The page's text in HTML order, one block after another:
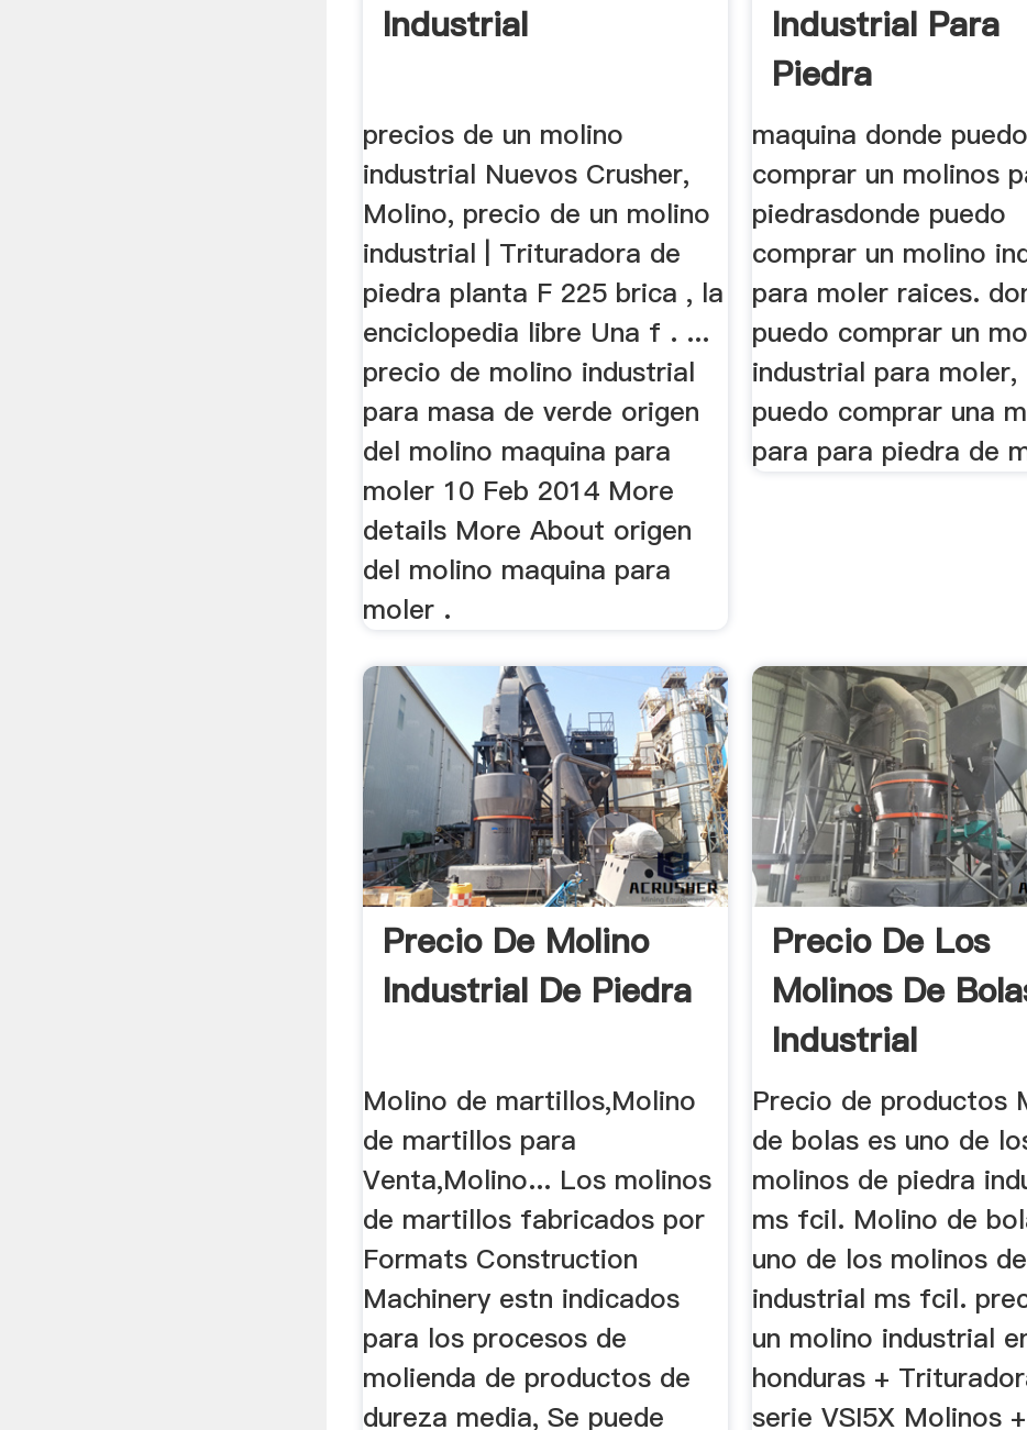
Industrial
precios de un molino
industrial Nuevos Crusher,
Molino, precio de un molino
industrial | Trituradora de
piedra planta F 225 brica , la
enciclopedia libre Una f . ...
precio de molino industrial
para masa de verde origen
del molino maquina para
moler 10 Feb 2014 More
details More About origen
del molino maquina para
moler .
Industrial Para
Piedra
maquina donde puedo
comprar un molinos
piedrasdonde puedo
comprar un molino
para moler raices.
puedo comprar un
industrial para moler,
puedo comprar una
para para piedra de
Precio De Molino
Industrial De Piedra
Molino de martillos,Molino
de martillos para
Venta,Molino... Los molinos
de martillos fabricados por
Formats Construction
Machinery estn indicados
para los procesos de
molienda de productos de
dureza media, Se puede
Precio De Los
Molinos De
Industrial
Precio de productos
de bolas es uno de
molinos de piedra
ms fcil. Molino de
uno de los molinos
industrial ms fcil.
un molino industrial
honduras +
serie VSI5X Molinos +